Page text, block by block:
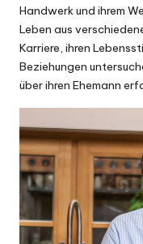
Handwerk und ihrem
Leben aus
Karriere, ihren
Beziehungen
über ihren Ehemann